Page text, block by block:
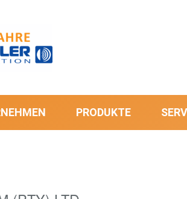
PRODUKTE